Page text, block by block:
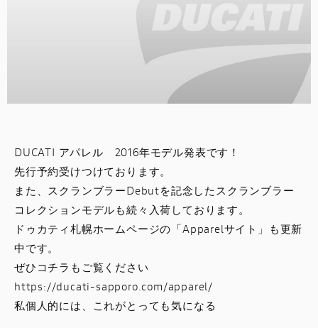
サービス
スタッフ
DUCATI OWNER’S CLUB
アパレル
DUCATI アパレル 2016年モデル発表です！
先行予約受けつけております。
また、スクランブラーDebutを記念したスクランブラー
コレクションモデルも続々入荷しております。
ドゥカティ札幌ホームページの「Apparelサイト」も更新
中です。
ぜひコチラもご覧ください
https://ducati-sapporo.com/apparel/
私個人的には、これがとっても気になる